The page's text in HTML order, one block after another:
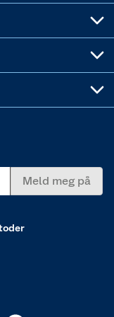
Meld meg på